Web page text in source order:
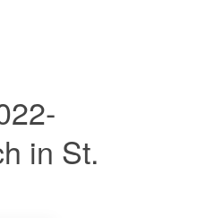
in St.